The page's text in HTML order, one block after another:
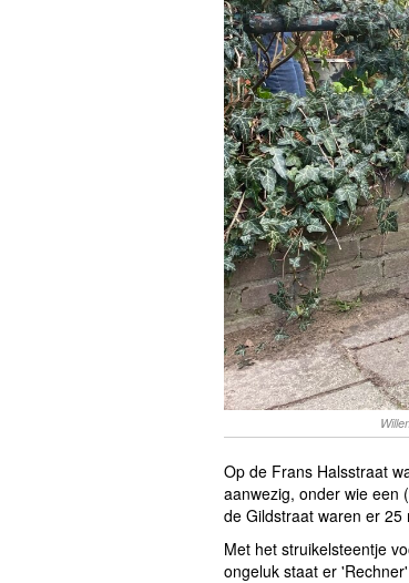
Op de Frans Halsstraat
aanwezig, onder wie een
de Gildstraat waren er 25
Met het struikelsteentje
ongeluk staat er